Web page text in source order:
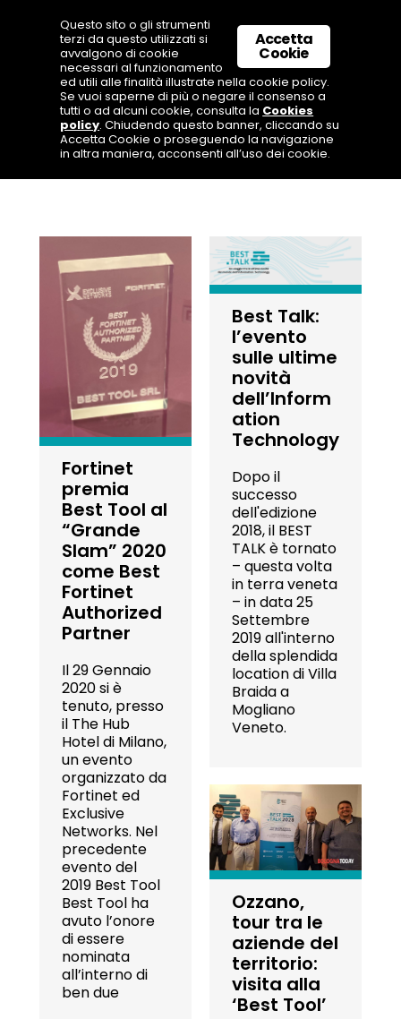
TUTTI BEST TOOL WEB FEED
Fortinet
premia
Best Tool al
“Grande
Slam” 2020
come Best
Fortinet
Authorized
Partner
Il 29 Gennaio
2020 si è
tenuto, presso
il The Hub
Hotel di Milano,
un evento
organizzato da
Fortinet ed
Exclusive
Networks. Nel
precedente
evento del
2019 Best Tool
Best Tool ha
avuto l’onore
di essere
nominata
all’interno di
ben due
Best Talk:
l’evento
sulle ultime
novità
dell’Inform
ation
Technology
Dopo il
successo
dell'edizione
2018, il BEST
TALK è tornato
– questa volta
in terra veneta
– in data 25
Settembre
2019 all'interno
della splendida
location di Villa
Braida a
Mogliano
Veneto.
Ozzano,
tour tra le
aziende del
territorio:
visita alla
‘Best Tool’
Accetta
Cookie
Questo sito o gli strumenti
terzi da questo utilizzati si
avvalgono di cookie
necessari al funzionamento
ed utili alle finalità illustrate nella cookie policy.
Se vuoi saperne di più o negare il consenso a
tutti o ad alcuni cookie, consulta la Cookies
policy. Chiudendo questo banner, cliccando su
Accetta Cookie o proseguendo la navigazione
in altra maniera, acconsenti all’uso dei cookie.